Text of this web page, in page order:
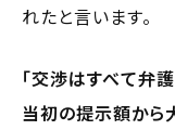
れたと言います。
「交渉はすべて弁
当初の提示額から